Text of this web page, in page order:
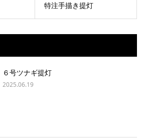
特注手描き提灯
６号ツナギ提灯
2025.06.19